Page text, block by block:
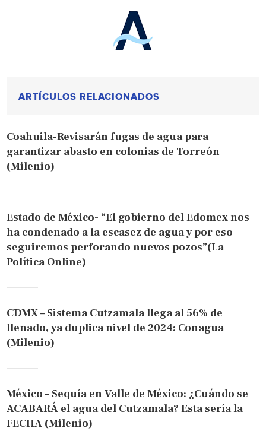
ARTÍCULOS RELACIONADOS
Coahuila-Revisarán fugas de agua para
garantizar abasto en colonias de Torreón
(Milenio)
Estado de México- “El gobierno del Edomex nos
ha condenado a la escasez de agua y por eso
seguiremos perforando nuevos pozos”(La
Política Online)
CDMX – Sistema Cutzamala llega al 56% de
llenado, ya duplica nivel de 2024: Conagua
(Milenio)
México – Sequía en Valle de México: ¿Cuándo se
ACABARÁ el agua del Cutzamala? Esta sería la
FECHA (Milenio)